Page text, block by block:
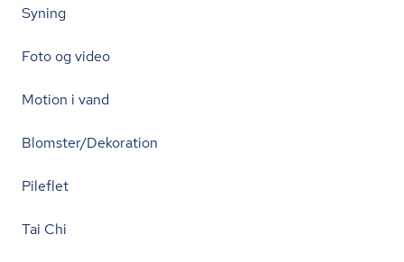
Syning
Foto og video
Motion i vand
Blomster/Dekoration
Pileflet
Tai Chi